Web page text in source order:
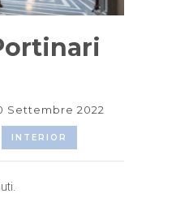
Settembre 2022
INTERIOR